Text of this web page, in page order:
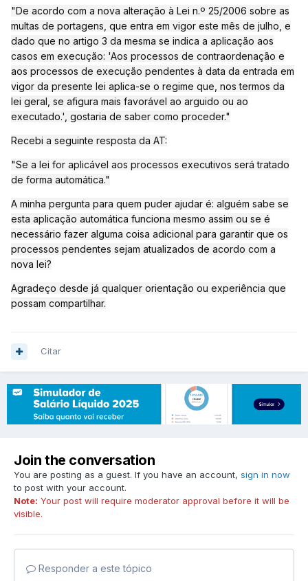
"De acordo com a nova alteração à Lei n.º 25/2006 sobre as
multas de portagens, que entra em vigor este mês de julho, e
dado que no artigo 3 da mesma se indica a aplicação aos
casos em execução: 'Aos processos de contraordenação e
aos processos de execução pendentes à data da entrada em
vigor da presente lei aplica-se o regime que, nos termos da
lei geral, se afigura mais favorável ao arguido ou ao
executado.', gostaria de saber como proceder."
Recebi a seguinte resposta da AT:
"Se a lei for aplicável aos processos executivos será tratado
de forma automática."
A minha pergunta para quem puder ajudar é: alguém sabe se
esta aplicação automática funciona mesmo assim ou se é
necessário fazer alguma coisa adicional para garantir que os
processos pendentes sejam atualizados de acordo com a
nova lei?
Agradeço desde já qualquer orientação ou experiência que
possam compartilhar.
Citar
Join the conversation
You are posting as a guest. If you have an account, sign in now
to post with your account.
Note: Your post will require moderator approval before it will be
visible.
Responder a este tópico